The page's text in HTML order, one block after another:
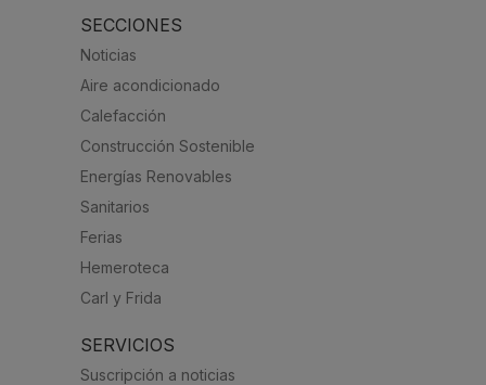
SECCIONES
Noticias
Aire acondicionado
Calefacción
Construcción Sostenible
Energías Renovables
Sanitarios
Ferias
Hemeroteca
Carl y Frida
SERVICIOS
Suscripción a noticias